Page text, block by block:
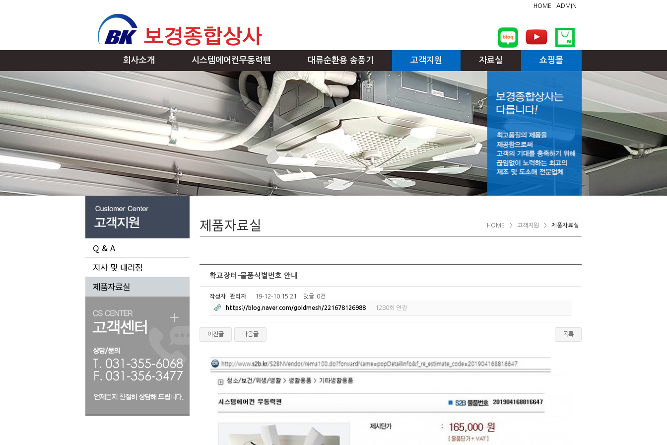
HOME ADMIN
회사소개 시스템에어컨무동력팬 대류순환용 송풍기 고객지원 자료실 쇼핑몰
Q & A
지사 및 대리점
제품자료실
제품자료실 HOME > 고객지원 > 제품자료실
학교장터-물품식별번호 안내
작성자 관리자 19-12-10 15:21 댓글 0건
https://blog.naver.com/goldmesh/221678126988
1280회 연결
이전글 다음글 목록